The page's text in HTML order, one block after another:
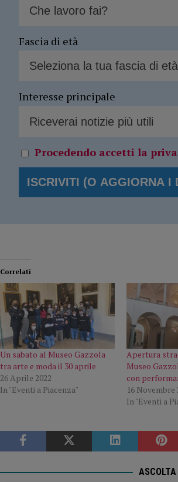
Fascia di età
Interesse principale
Procedendo accetti la
Correlati
Un sabato al Museo Gazzola
tra arte e moda il 30 aprile
26 Aprile 2022
In "Eventi a Piacenza"
Apertura
Museo
con
16 Novembre
In "Eventi a
ASCOLTA